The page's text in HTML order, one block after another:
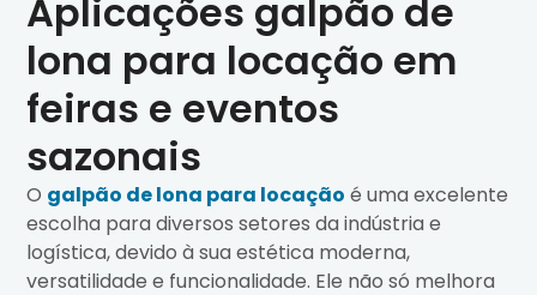
Aplicações galpão de
lona para locação em
feiras e eventos
sazonais
O galpão de lona para locação é uma excelente
escolha para diversos setores da indústria e
logística, devido à sua estética moderna,
versatilidade e funcionalidade. Ele não só melhora